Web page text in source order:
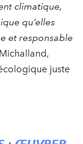
climatique,
qu’elles
et responsable
juste